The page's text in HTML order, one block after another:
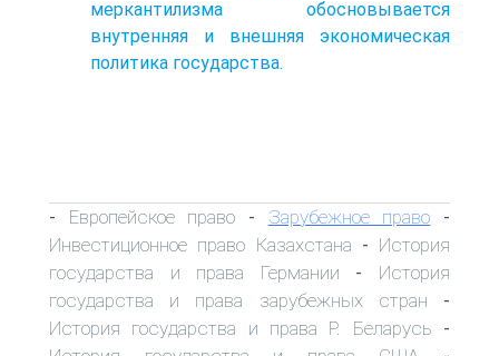
меркантилизма обосновывается
внутренняя и внешняя экономическая
политика государства.
- Европейское право - Зарубежное право -
Инвестиционное право Казахстана - История
государства и права Германии - История
государства и права зарубежных стран -
История государства и права Р. Беларусь -